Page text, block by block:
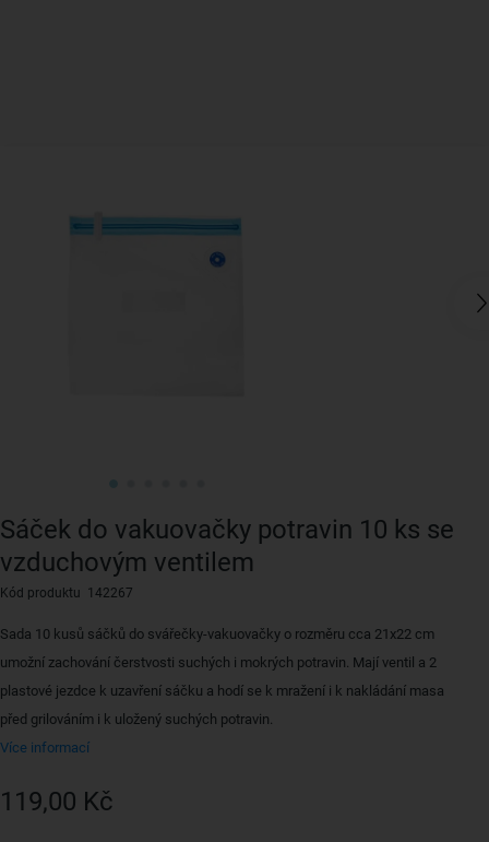
Sáček do vakuovačky potravin 10 ks se
vzduchovým ventilem
Kód produktu 142267
Sada 10 kusů sáčků do svářečky-vakuovačky o rozměru cca 21x22 cm
umožní zachování čerstvosti suchých i mokrých potravin. Mají ventil a 2
plastové jezdce k uzavření sáčku a hodí se k mražení i k nakládání masa
před grilováním i k uložený suchých potravin.
Více informací
119,00 Kč